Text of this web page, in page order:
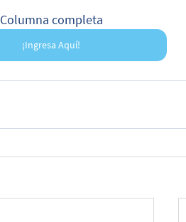
Columna completa
¡Ingresa Aquí!